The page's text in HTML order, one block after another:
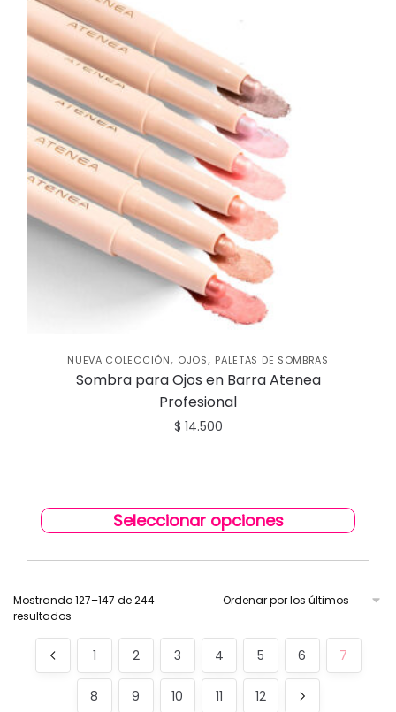
NUEVA COLECCIÓN, OJOS, PALETAS DE SOMBRAS
Sombra para Ojos en Barra Atenea
Profesional
$ 14.500
Seleccionar opciones
Mostrando 127–147 de 244
resultados
1 2 3 4 5 6 7
8 9 10 11 12